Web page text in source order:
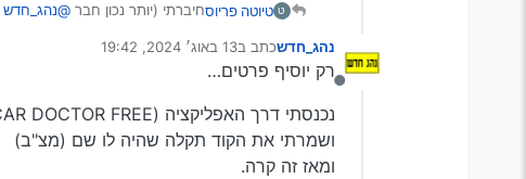
ט טיוטה פריוסחיברתי (יותר נכון חבר@נהג_חדש
מדובר בסקודה סופרב 2011.
תודה רבה!
מנותק
נהג_חדשכתב ב13 באוג׳ 2024, 19:42
נערך לאחרונה על ידי
רק יוסיף פרטים…
נכנסתי דרך האפליקציה (OBD CAR DOCTOR FREE)
ושמרתי את הקוד תקלה שהיה לו שם (מצ"ב)
ומאז זה קרה.